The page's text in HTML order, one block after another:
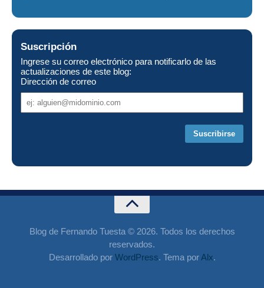
Suscripción
Ingrese su correo electrónico para notificarlo de las
actualizaciones de este blog:
Dirección de correo
Dirección
de
Blog de Fernando Tuesta © 2026. Todos los derechos
reservados.
Desarrollado por WordPress. Tema porAlx.